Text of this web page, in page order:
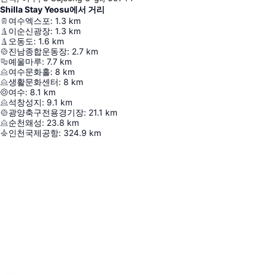
Shilla Stay Yeosu에서 거리
여수엑스포: 1.3 km
이순신광장: 1.3 km
오동도: 1.6 km
진남종합운동장: 2.7 km
예울마루: 7.7 km
여수문화홀: 8 km
생활문화센터: 8 km
여수: 8.1 km
석창성지: 9.1 km
광양축구전용경기장: 21.1 km
순천왜성: 23.8 km
인천국제공항: 324.9 km